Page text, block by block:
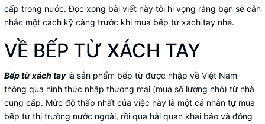
cấp trong nước. Đọc xong bài viết này tôi hi vọng rằng bạn sẽ cân
nhắc một cách kỹ càng trước khi mua bếp từ xách tay nhé.
VỀ BẾP TỪ XÁCH TAY
Bếp từ xách taylà sản phẩm bếp từ được nhập về Việt Nam
thông qua hình thức nhập thương mại (mua số lượng nhỏ) từ nhà
cung cấp. Mức độ thấp nhất của việc này là một cá nhân tự mua
bếp từ thị trường nước ngoài, rồi qua hải quan khai báo và đóng